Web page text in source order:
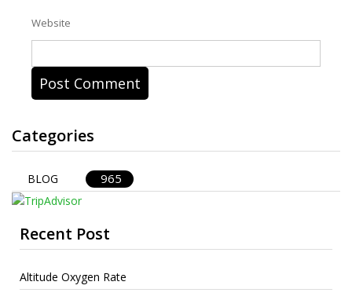
Website
Categories
BLOG 965
Recent Post
Altitude Oxygen Rate